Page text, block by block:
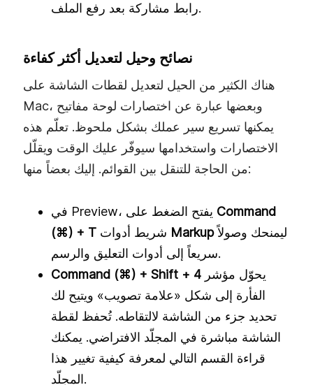
رابط مشاركة بعد رفع الملف.
نصائح وحيل لتعديل أكثر كفاءة
هناك الكثير من الحيل لتعديل لقطات الشاشة على
Mac، وبعضها عبارة عن اختصارات لوحة مفاتيح
يمكنها تسريع سير عملك بشكل ملحوظ. تعلّم هذه
الاختصارات واستخدامها سيوفّر عليك الوقت ويقلّل
من الحاجة للتنقل بين القوائم. إليك بعضاً منها:
Command
(⌘) + T
Markupليمنحك وصولاً
سريعاً إلى أدوات التعليق والرسم.
Command (⌘) + Shift + 4
الفأرة إلى شكل «علامة تصويب» ويتيح لك
تحديد جزء من الشاشة لالتقاطه. تُحفظ لقطة
الشاشة مباشرة في المجلّد الافتراضي. يمكنك
قراءة القسم التالي لمعرفة كيفية تغيير هذا
المجلّد.